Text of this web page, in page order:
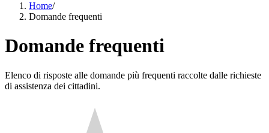
Home/
Domande frequenti
Domande frequenti
Elenco di risposte alle domande più frequenti raccolte dalle richieste
di assistenza dei cittadini.